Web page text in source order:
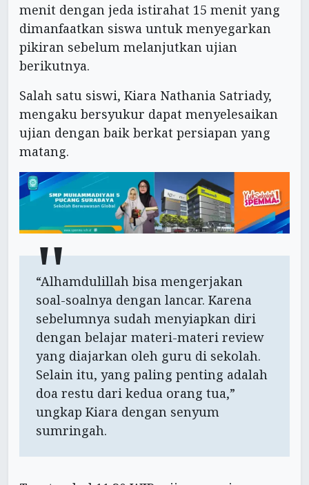
menit dengan jeda istirahat 15 menit yang
dimanfaatkan siswa untuk menyegarkan
pikiran sebelum melanjutkan ujian
berikutnya.
Salah satu siswi, Kiara Nathania Satriady,
mengaku bersyukur dapat menyelesaikan
ujian dengan baik berkat persiapan yang
matang.
“Alhamdulillah bisa mengerjakan
soal-soalnya dengan lancar. Karena
sebelumnya sudah menyiapkan diri
dengan belajar materi-materi review
yang diajarkan oleh guru di sekolah.
Selain itu, yang paling penting adalah
doa restu dari kedua orang tua,”
ungkap Kiara dengan senyum
sumringah.